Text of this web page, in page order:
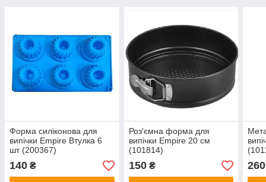
Форма силіконова для
випічки Empire Втулка 6
шт (200367)
140 ₴
Роз'ємна форма для
випічки Empire 20 cм
(101814)
150₴ 260